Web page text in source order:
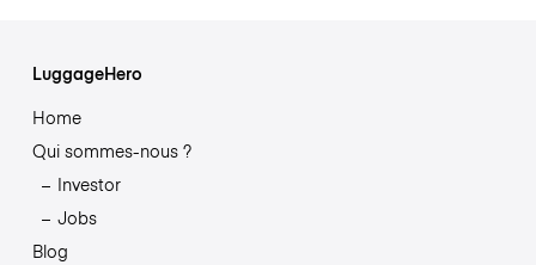
LuggageHero
Home
Qui sommes-nous ?
Investor
Jobs
Blog